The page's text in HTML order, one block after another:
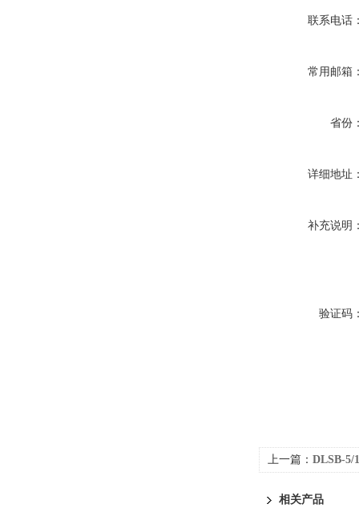
联系电话
常用邮箱
省份
详细地址
补充说明
验证码
上一篇： DLSB-5/
相关产品